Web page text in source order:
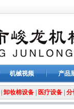
机械视频 产品
卸妆棉设备 医疗设备 分